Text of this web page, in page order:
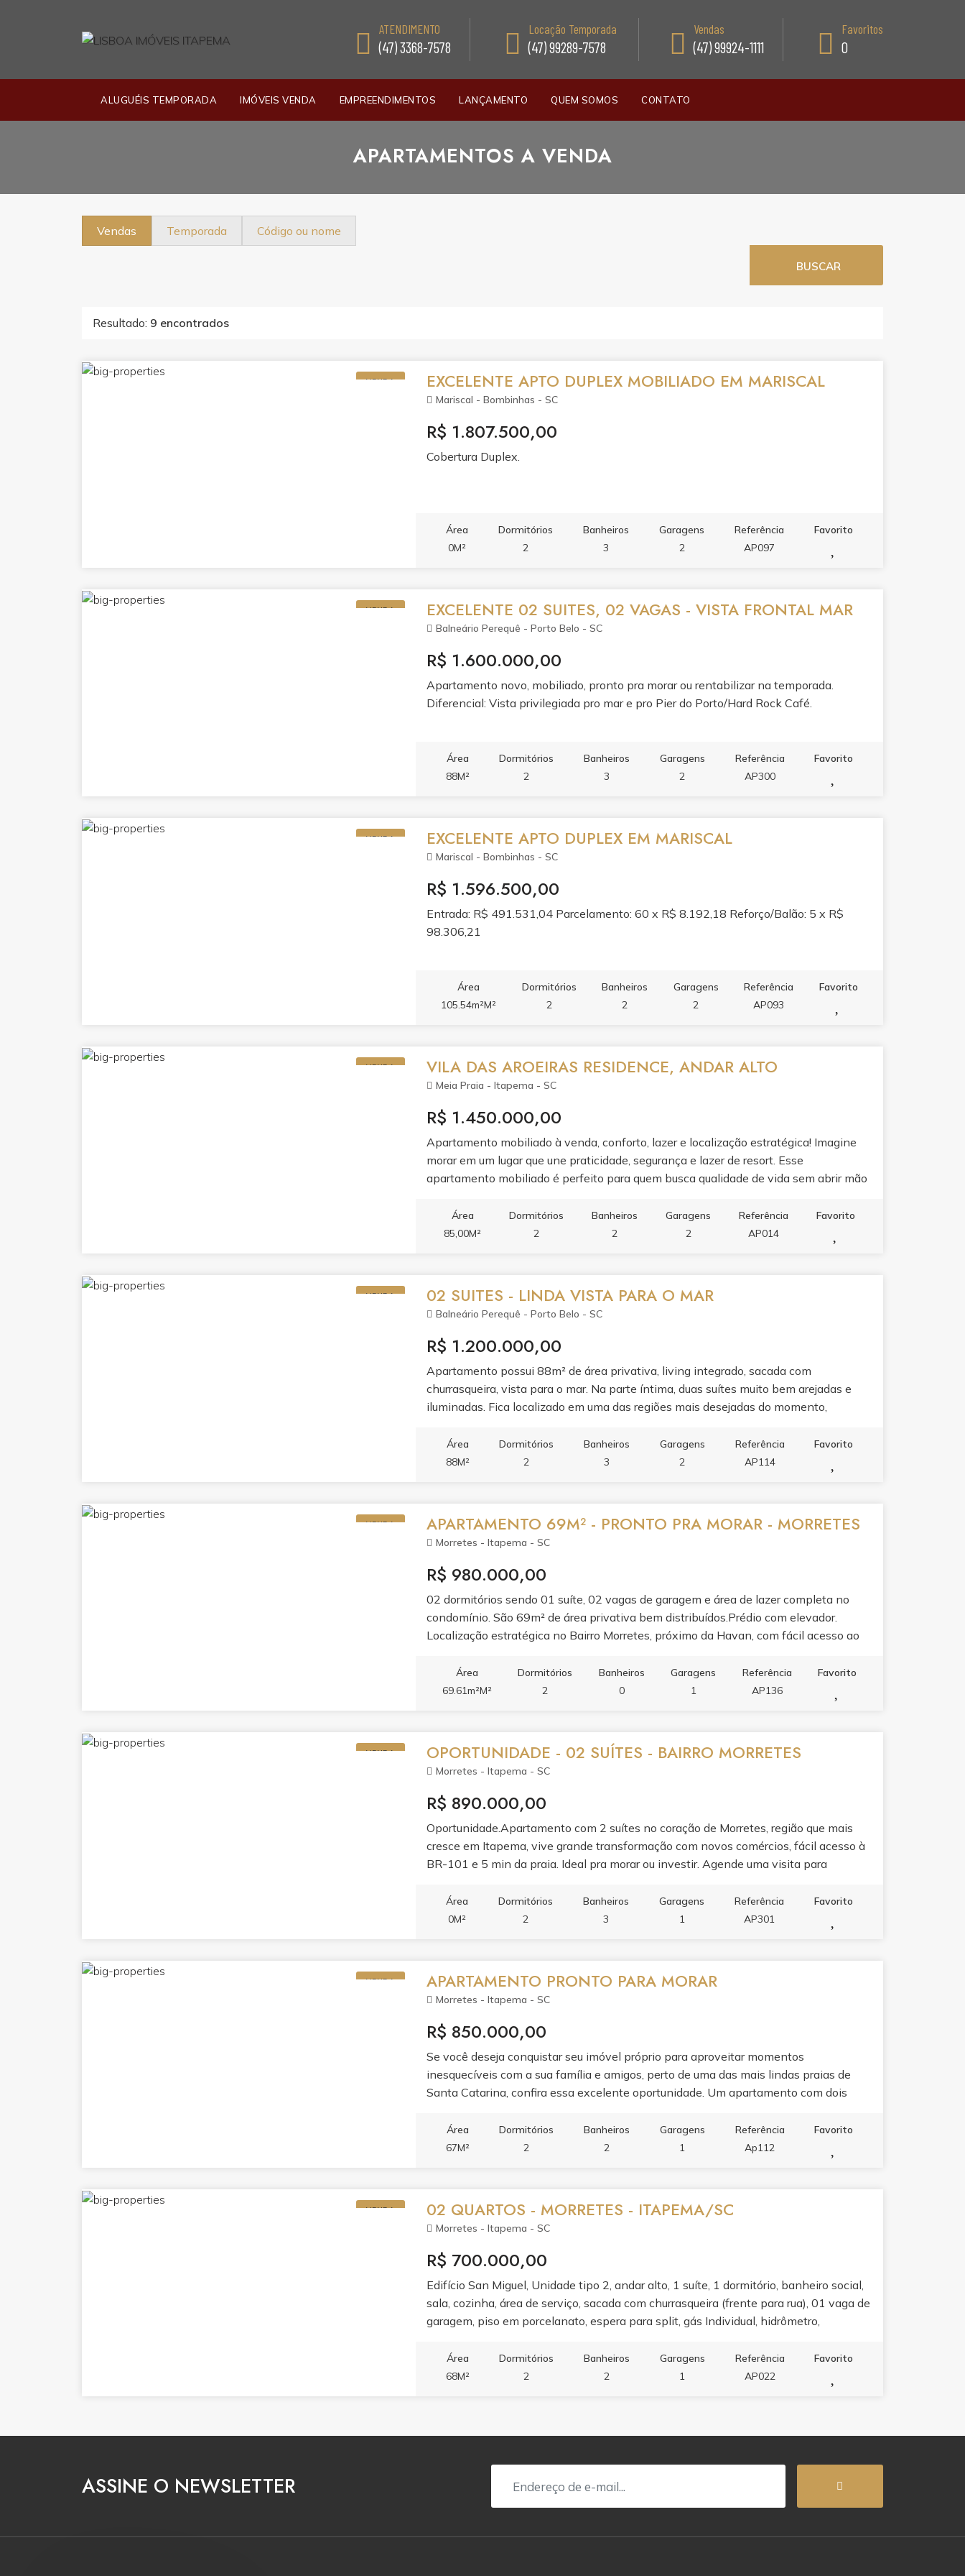
ATENDIMENTO
(47) 3368-7578
Locação Temporada
(47) 99289-7578
Vendas
(47) 99924-1111
Favoritos
0
ALUGUÉIS TEMPORADA IMÓVEIS VENDA EMPREENDIMENTOS LANÇAMENTO QUEM SOMOS CONTATO
APARTAMENTOS A VENDA
Vendas Temporada Código ou nome
BUSCAR
Resultado: 9 encontrados
VENDA EXCELENTE APTO DUPLEX MOBILIADO EM MARISCAL
Mariscal - Bombinhas - SC
R$ 1.807.500,00
Cobertura Duplex.
Área
0M²
Dormitórios
2
Banheiros
3
Garagens
2
Referência
AP097
Favorito
VENDA EXCELENTE 02 SUITES, 02 VAGAS - VISTA FRONTAL MAR
Balneário Perequê - Porto Belo - SC
R$ 1.600.000,00
Apartamento novo, mobiliado, pronto pra morar ou rentabilizar na temporada.
Diferencial: Vista privilegiada pro mar e pro Pier do Porto/Hard Rock Café.
Área
88M²
Dormitórios
2
Banheiros
3
Garagens
2
Referência
AP300
Favorito
VENDA EXCELENTE APTO DUPLEX EM MARISCAL
Mariscal - Bombinhas - SC
R$ 1.596.500,00
Entrada: R$ 491.531,04 Parcelamento: 60 x R$ 8.192,18 Reforço/Balão: 5 x R$
98.306,21
Área
105.54m²M²
Dormitórios
2
Banheiros
2
Garagens
2
Referência
AP093
Favorito
VENDA VILA DAS AROEIRAS RESIDENCE, ANDAR ALTO
Meia Praia - Itapema - SC
R$ 1.450.000,00
Apartamento mobiliado à venda, conforto, lazer e localização estratégica! Imagine
morar em um lugar que une praticidade, segurança e lazer de resort. Esse
apartamento mobiliado é perfeito para quem busca qualidade de vida sem abrir mão
para morar, Acesso rápido à BR-101, mobilidade facilitada, Próximo ao mercado e
serviços essenciais, Área de lazer completa, que mais parece um verdadeiro resort.
Área
85,00M²
Dormitórios
2
Banheiros
2
Garagens
2
Referência
AP014
Favorito
VENDA 02 SUITES - LINDA VISTA PARA O MAR
Balneário Perequê - Porto Belo - SC
R$ 1.200.000,00
Apartamento possui 88m² de área privativa, living integrado, sacada com
churrasqueira, vista para o mar. Na parte íntima, duas suítes muito bem arejadas e
iluminadas. Fica localizado em uma das regiões mais desejadas do momento,
Área
88M²
Dormitórios
2
Banheiros
3
Garagens
2
Referência
AP114
Favorito
VENDA APARTAMENTO 69M² - PRONTO PRA MORAR - MORRETES
Morretes - Itapema - SC
R$ 980.000,00
02 dormitórios sendo 01 suíte, 02 vagas de garagem e área de lazer completa no
condomínio. São 69m² de área privativa bem distribuídos.Prédio com elevador.
Localização estratégica no Bairro Morretes, próximo da Havan, com fácil acesso ao
Área
69.61m²M²
Dormitórios
2
Banheiros
0
Garagens
1
Referência
AP136
Favorito
VENDA OPORTUNIDADE - 02 SUÍTES - BAIRRO MORRETES
Morretes - Itapema - SC
R$ 890.000,00
Oportunidade.Apartamento com 2 suítes no coração de Morretes, região que mais
cresce em Itapema, vive grande transformação com novos comércios, fácil acesso à
BR-101 e 5 min da praia. Ideal pra morar ou investir. Agende uma visita para
Área
0M²
Dormitórios
2
Banheiros
3
Garagens
1
Referência
AP301
Favorito
VENDA APARTAMENTO PRONTO PARA MORAR
Morretes - Itapema - SC
R$ 850.000,00
Se você deseja conquistar seu imóvel próprio para aproveitar momentos
inesquecíveis com a sua família e amigos, perto de uma das mais lindas praias de
Santa Catarina, confira essa excelente oportunidade. Um apartamento com dois
de lazer, com ambientes na cobertura do prédio para você receber seus amigos e
contemplar o mar e a cidade do alto. Agende agora mesmo uma visita!
Área
67M²
Dormitórios
2
Banheiros
2
Garagens
1
Referência
Ap112
Favorito
VENDA 02 QUARTOS - MORRETES - ITAPEMA/SC
Morretes - Itapema - SC
R$ 700.000,00
Edifício San Miguel, Unidade tipo 2, andar alto, 1 suíte, 1 dormitório, banheiro social,
sala, cozinha, área de serviço, sacada com churrasqueira (frente para rua), 01 vaga de
garagem, piso em porcelanato, espera para split, gás Individual, hidrômetro,
espaço gourmet, espaço de churrasqueira, horta, espaço kids. Localização
privilegiada, Rua 428, Bairro Morretes, Itapema - SC, ao lado do Supermercado
Área
68M²
Dormitórios
2
Banheiros
2
Garagens
1
Referência
AP022
Favorito
ASSINE O NEWSLETTER